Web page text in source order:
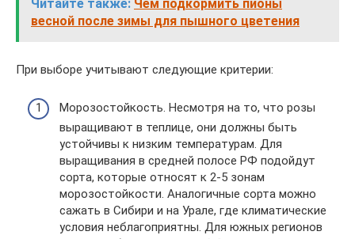
Читайте также: Чем подкормить пионы
весной после зимы для пышного цветения
При выборе учитывают следующие критерии:
Морозостойкость. Несмотря на то, что розы
выращивают в теплице, они должны быть
устойчивы к низким температурам. Для
выращивания в средней полосе РФ подойдут
сорта, которые относят к 2-5 зонам
морозостойкости. Аналогичные сорта можно
сажать в Сибири и на Урале, где климатические
условия неблагоприятны. Для южных регионов